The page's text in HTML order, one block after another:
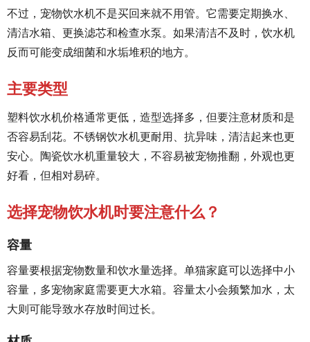
不过，宠物饮水机不是买回来就不用管。它需要定期换水、
清洁水箱、更换滤芯和检查水泵。如果清洁不及时，饮水机
反而可能变成细菌和水垢堆积的地方。
主要类型
塑料饮水机价格通常更低，造型选择多，但要注意材质和是
否容易刮花。不锈钢饮水机更耐用、抗异味，清洁起来也更
安心。陶瓷饮水机重量较大，不容易被宠物推翻，外观也更
好看，但相对易碎。
选择宠物饮水机时要注意什么？
容量
容量要根据宠物数量和饮水量选择。单猫家庭可以选择中小
容量，多宠物家庭需要更大水箱。容量太小会频繁加水，太
大则可能导致水存放时间过长。